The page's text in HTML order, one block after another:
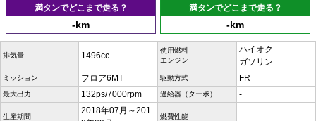
満タンでどこまで走る？
-km
満タンでどこまで走る？
-km
排気量 1496cc
使用燃料
エンジン
ハイオク
ガソリン
ミッション フロア6MT 駆動方式 FR
最大出力 132ps/7000rpm 過給器（ターボ） -
生産期間
2018年07月～201
燃費性能 -